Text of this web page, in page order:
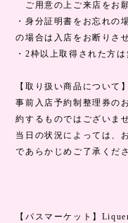
ご用意の上ご来店をお
・身分証明書をお忘れの
の場合は入店をお断りさ
・2枠以上取得された方
【取り扱い商品について】
事前入店予約制整理券の
約するものではございま
当日の状況によっては、
であらかじめご了承くだ
【パスマーケット】